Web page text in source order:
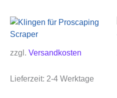
zzgl. Versandkosten
Lieferzeit: 2-4 Werktage